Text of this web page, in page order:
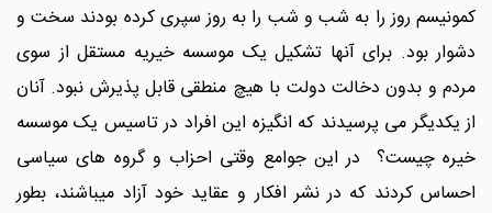
کمونیسم روز را به شب و شب را به روز سپری کرده بودند سخت و
دشوار بود. برای آنها تشکیل یک موسسه خیریه مستقل از سوی
مردم و بدون دخالت دولت با هیچ منطقی قابل پذیرش نبود. آنان
از یکدیگر می پرسیدند که انگیزه این افراد در تاسیس یک موسسه
خیره چیست؟ در این جوامع وقتی احزاب و گروه های سیاسی
احساس کردند که در نشر افکار و عقاید خود آزاد میباشند، بطور